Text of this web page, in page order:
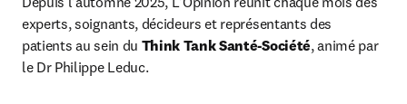
experts, soignants, décideurs et représentants des
patients au sein du Think Tank Santé-Société, animé par
le Dr Philippe Leduc.